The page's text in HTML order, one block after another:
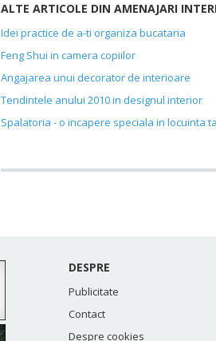
ALTE ARTICOLE DIN AMENAJARI
Idei practice de a-ti organiza bucataria
Feng Shui in camera copiilor
Angajarea unui decorator de interioare
Tendintele anului 2010 in designul interior
Spalatoria - o incapere speciala in locuinta
DESPRE
Publicitate
Contact
Despre cookies